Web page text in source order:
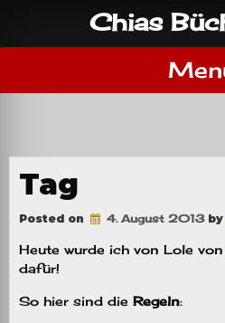
content
Chias
Tag
Posted on 4. August 2013by
Heute wurde ich von Lole von
dafür!
So hier sind die Regeln: